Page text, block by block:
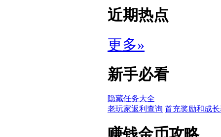
近期热点
更多»
新手必看
隐藏任务大全
老玩家返利查询 首充奖励和成